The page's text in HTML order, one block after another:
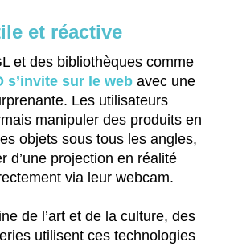
et réactive
et des bibliothèques comme
s’invite sur le webavec une
Les utilisateurs
manipuler des produits en
objets sous tous les angles,
d’une projection en réalité
via leur webcam.
de l’art et de la culture, des
utilisent ces technologies